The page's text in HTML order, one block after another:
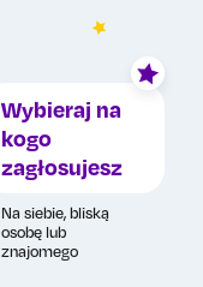
Wybieraj na
kogo
zagłosujesz
Na siebie, bliską
osobę lub
znajomego